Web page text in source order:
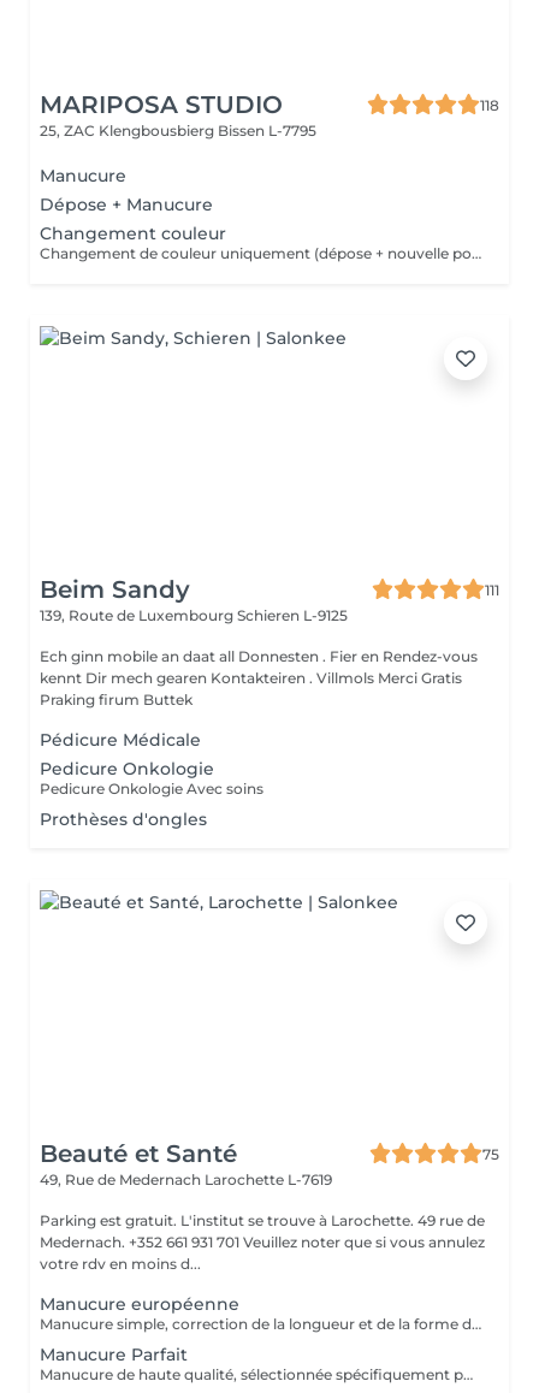
MARIPOSA STUDIO
118
25, ZAC Klengbousbierg Bissen L-7795
Manucure
Dépose + Manucure
Changement couleur
Changement de couleur uniquement (dépose + nouvelle pose de couleur) sans autre prestation de manucure.
Beim Sandy
111
139, Route de Luxembourg Schieren L-9125
Ech ginn mobile an daat all Donnesten . Fier en Rendez-vous
kennt Dir mech gearen Kontakteiren . Villmols Merci Gratis
Praking firum Buttek
Pédicure Médicale
Pedicure Onkologie
Pedicure Onkologie Avec soins
Prothèses d'ongles
Beauté et Santé
75
49, Rue de Medernach Larochette L-7619
Parking est gratuit. L'institut se trouve à Larochette. 49 rue de
Medernach. +352 661 931 701 Veuillez noter que si vous annulez
votre rdv en moins d...
Manucure européenne
Manucure simple, correction de la longueur et de la forme des ongles, traitement des cuticules sans coupe.
Manucure Parfait
Manucure de haute qualité, sélectionnée spécifiquement pour vos mains, en tenant compte de toutes les nuances.